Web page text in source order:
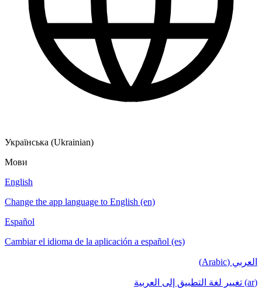
Українська (Ukrainian)
Мови
English
Change the app language to English (en)
Español
Cambiar el idioma de la aplicación a español (es)
العربي (Arabic)
(ar) تغيير لغة التطبيق إلى العربية